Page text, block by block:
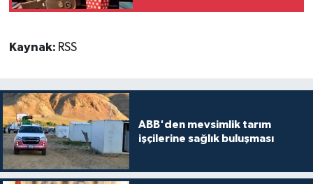
Kaynak: RSS
ABB'den mevsimlik tarım
işçilerine sağlık buluşması